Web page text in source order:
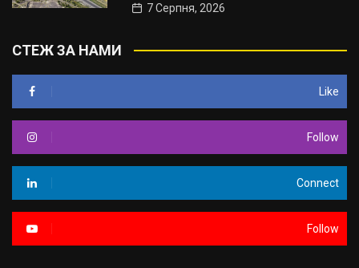
7 Серпня, 2026
СТЕЖ ЗА НАМИ
Like
Follow
Connect
Follow